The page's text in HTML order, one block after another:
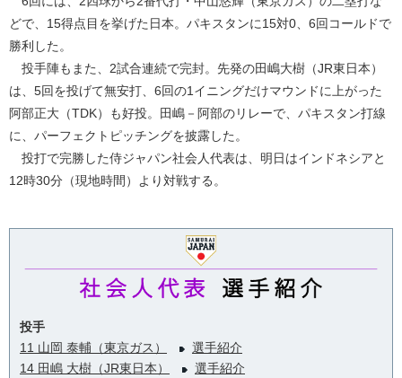
どで、15得点目を挙げた日本。パキスタンに15対0、6回コールドで
勝利した。
投手陣もまた、2試合連続で完封。先発の田嶋大樹（JR東日本）
は、5回を投げて無安打、6回の1イニングだけマウンドに上がった
阿部正大（TDK）も好投。田嶋－阿部のリレーで、パキスタン打線
に、パーフェクトピッチングを披露した。
投打で完勝した侍ジャパン社会人代表は、明日はインドネシアと
12時30分（現地時間）より対戦する。
投手
11 山岡 泰輔（東京ガス）
選手紹介
14 田嶋 大樹（JR東日本）
選手紹介